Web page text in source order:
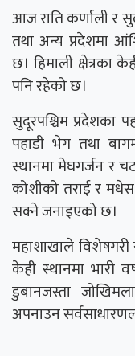
आज राति कर्णाली र
तथा अन्य प्रदेशमा
छ। हिमाली क्षेत्रका
पनि रहेको छ।
सुदूरपश्चिम प्रदेशका
पहाडी भेग तथा
स्थानमा मेघगर्जन र
कोशीको तराई र
सक्ने जनाइएको छ।
महाशाखाले विशेषगरी
केही स्थानमा भारी
डुबानजस्ता
अपनाउन